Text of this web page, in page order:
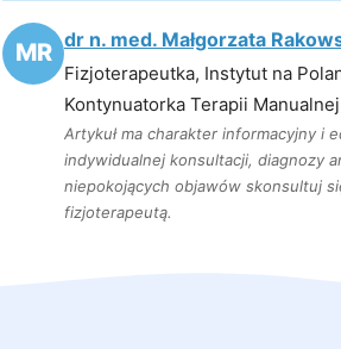
MR dr n. med. Małgorzata
Fizjoterapeutka, Instytut na
Kontynuatorka Terapii
Artykuł ma charakter informacyjny i
indywidualnej konsultacji, diagnozy
niepokojących objawów skonsultuj
fizjoterapeutą.